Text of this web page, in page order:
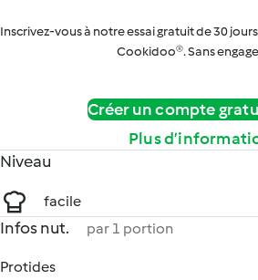
Inscrivez-vous à notre essai gratuit de 30
Cookidoo®. Sans
Créer un compte
Plus
Niveau
facile
Infos nut. par 1 portion
Protides